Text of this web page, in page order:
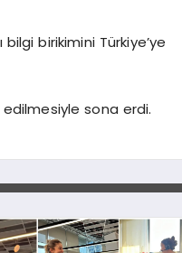
birikimini Türkiye’ye
edilmesiyle sona erdi.